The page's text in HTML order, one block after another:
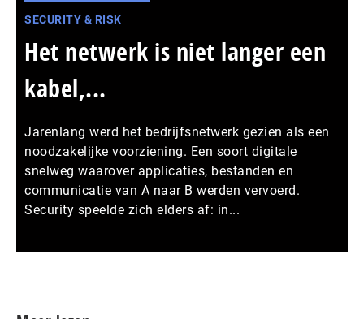
SECURITY & RISK
Het netwerk is niet langer een
kabel,...
Jarenlang werd het bedrijfsnetwerk gezien als een
noodzakelijke voorziening. Een soort digitale
snelweg waarover applicaties, bestanden en
communicatie van A naar B werden vervoerd.
Security speelde zich elders af: in...